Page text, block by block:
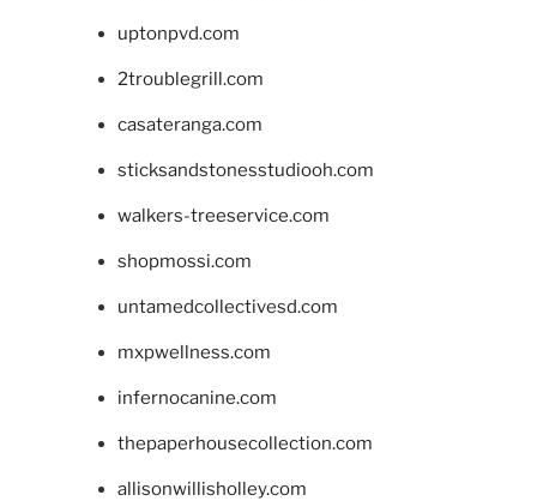
uptonpvd.com
2troublegrill.com
casateranga.com
sticksandstonesstudiooh.com
walkers-treeservice.com
shopmossi.com
untamedcollectivesd.com
mxpwellness.com
infernocanine.com
thepaperhousecollection.com
allisonwillisholley.com